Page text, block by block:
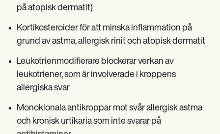
på atopisk dermatit)
Kortikosteroider för att minska inflammation på
grund av astma, allergisk rinit och atopisk dermatit
Leukotrienmodifierare blockerar verkan av
leukotriener, som är involverade i kroppens
allergiska svar
Monoklonala antikroppar mot svår allergisk astma
och kronisk urtikaria som inte svarar på